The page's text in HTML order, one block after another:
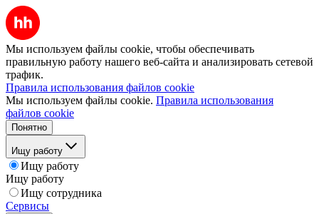
Мы используем файлы cookie, чтобы обеспечивать
правильную работу нашего веб-сайта и анализировать сетевой
трафик.
Правила использования файлов cookie
Мы используем файлы cookie. Правила использования
файлов cookie
Понятно
Ищу работу
Ищу работу
Ищу работу
Ищу сотрудника
Сервисы